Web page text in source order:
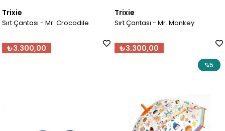
Trixie
Sırt Çantası - Mr. Crocodile
₺3.300,00
Trixie
Sırt Çantası - Mr. Monkey
₺3.300,00
%5